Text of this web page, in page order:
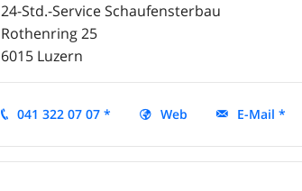
24-Std.-Service Schaufensterbau
Rothenring 25
6015 Luzern
041 322 07 07 * Web E-Mail *